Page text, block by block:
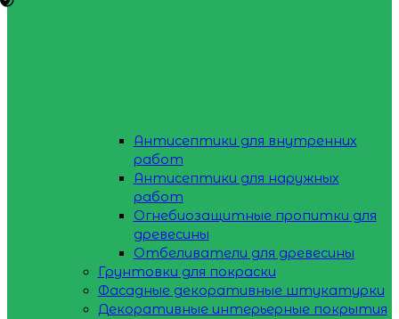
Антисептики для внутренних
работ
Антисептики для наружных
работ
Огнебиозащитные пропитки для
древесины
Отбеливатели для древесины
Грунтовки для покраски
Фасадные декоративные штукатурки
Декоративные интерьерные покрытия